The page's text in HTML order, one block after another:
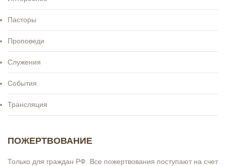
Пасторы
Проповеди
Служения
События
Трансляция
ПОЖЕРТВОВАНИЕ
Только для граждан РФ. Все пожертвования поступают на счет